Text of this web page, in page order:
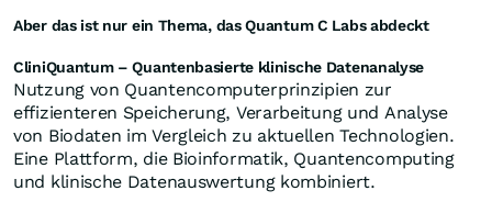
Aber das ist nur ein Thema, das Quantum C Labs abdeckt
CliniQuantum – Quantenbasierte klinische Datenanalyse
Nutzung von Quantencomputerprinzipien zur
effizienteren Speicherung, Verarbeitung und Analyse
von Biodaten im Vergleich zu aktuellen Technologien.
Eine Plattform, die Bioinformatik, Quantencomputing
und klinische Datenauswertung kombiniert.